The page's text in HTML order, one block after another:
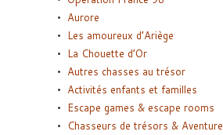
Aurore
Les amoureux d’Ariège
La Chouette d’Or
Autres chasses au trésor
Activités enfants et familles
Escape games & escape rooms
Chasseurs de trésors & Aventure